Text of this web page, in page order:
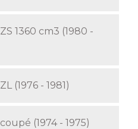
1360 cm3 (1980 -
(1976 - 1981)
(1974 - 1975)